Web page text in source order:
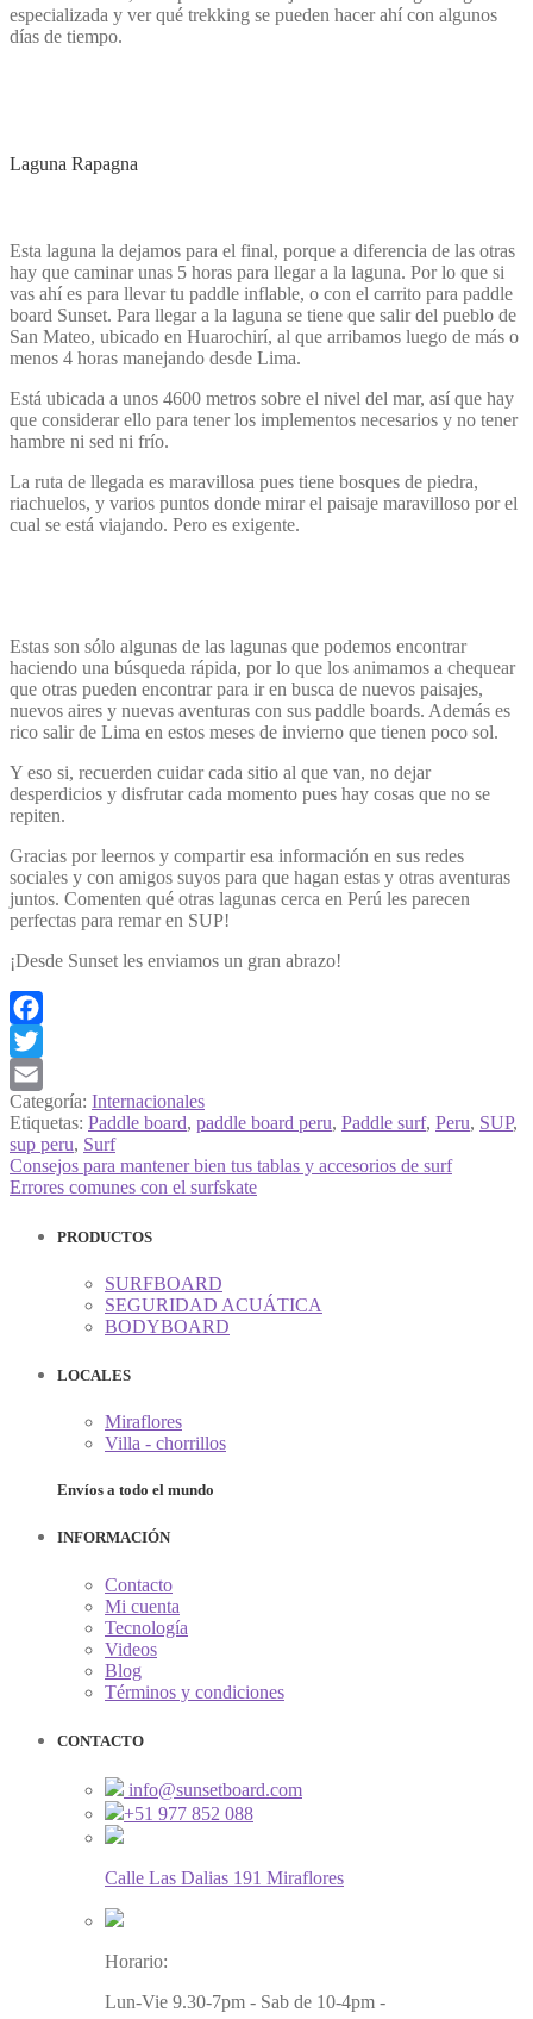
especializada y ver qué trekking se pueden hacer ahí con algunos
días de tiempo.
Laguna Rapagna
Esta laguna la dejamos para el final, porque a diferencia de las otras
hay que caminar unas 5 horas para llegar a la laguna. Por lo que si
vas ahí es para llevar tu paddle inflable, o con el carrito para paddle
board Sunset. Para llegar a la laguna se tiene que salir del pueblo de
San Mateo, ubicado en Huarochirí, al que arribamos luego de más o
menos 4 horas manejando desde Lima.
Está ubicada a unos 4600 metros sobre el nivel del mar, así que hay
que considerar ello para tener los implementos necesarios y no tener
hambre ni sed ni frío.
La ruta de llegada es maravillosa pues tiene bosques de piedra,
riachuelos, y varios puntos donde mirar el paisaje maravilloso por el
cual se está viajando. Pero es exigente.
Estas son sólo algunas de las lagunas que podemos encontrar
haciendo una búsqueda rápida, por lo que los animamos a chequear
que otras pueden encontrar para ir en busca de nuevos paisajes,
nuevos aires y nuevas aventuras con sus paddle boards. Además es
rico salir de Lima en estos meses de invierno que tienen poco sol.
Y eso si, recuerden cuidar cada sitio al que van, no dejar
desperdicios y disfrutar cada momento pues hay cosas que no se
repiten.
Gracias por leernos y compartir esa información en sus redes
sociales y con amigos suyos para que hagan estas y otras aventuras
juntos. Comenten qué otras lagunas cerca en Perú les parecen
perfectas para remar en SUP!
¡Desde Sunset les enviamos un gran abrazo!
Facebook
Twitter
Email
Categoría: Internacionales
Etiquetas: Paddle board, paddle board peru, Paddle surf, Peru, SUP,
sup peru, Surf
Navegación
de
entradas
Anterior:
Consejos para mantener bien tus tablas y accesorios de surf
Siguiente:
Errores comunes con el surfskate
PRODUCTOS
SURFBOARD
SEGURIDAD ACUÁTICA
BODYBOARD
LOCALES
Miraflores
Villa - chorrillos
Envíos a todo el mundo
INFORMACIÓN
Contacto
Mi cuenta
Tecnología
Videos
Blog
Términos y condiciones
CONTACTO
info@sunsetboard.com
+51 977 852 088
Calle Las Dalias 191 Miraflores
Horario:
Lun-Vie 9.30-7pm - Sab de 10-4pm -